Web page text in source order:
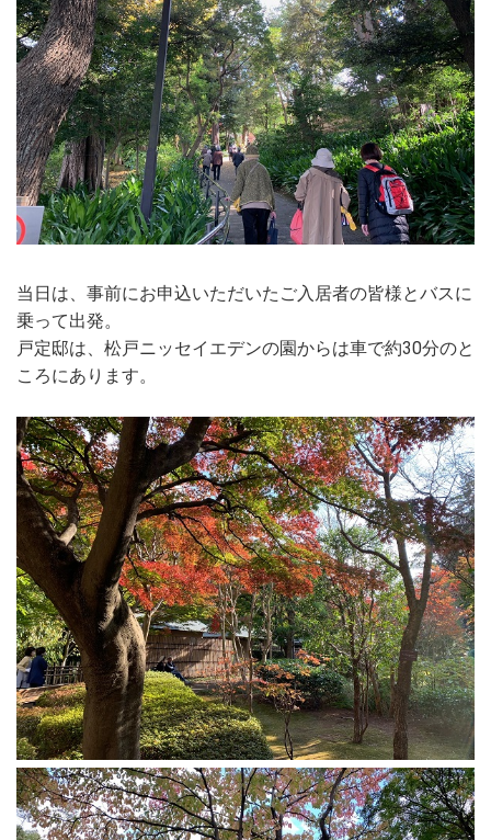
当日は、事前にお申込いただいたご入居者の皆様とバスに
乗って出発。
戸定邸は、松戸ニッセイエデンの園からは車で約30分のと
ころにあります。